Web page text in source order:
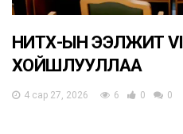
НИТХ-ЫН ЭЭЛЖИТ
ХОЙШЛУУЛЛАА
4 сар 27, 2026 6 0 0